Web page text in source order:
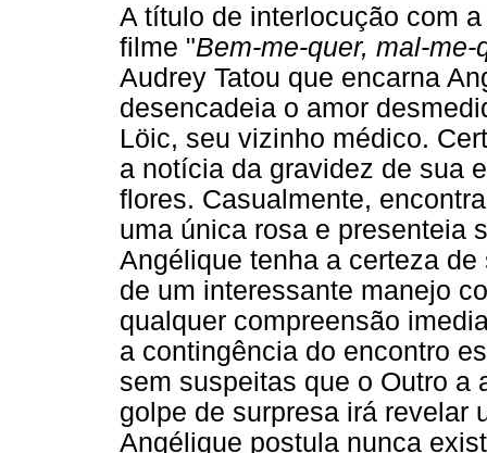
A título de interlocução com
filme "Bem-me-quer, mal-me-
Audrey Tatou que encarna
desencadeia o amor
Löic, seu vizinho médico.
a notícia da gravidez de sua
flores. Casualmente,
uma única rosa e presenteia
Angélique tenha a certeza
de um interessante manejo
qualquer compreensão
a contingência do encontro
sem suspeitas que o Outro a
golpe de surpresa irá revelar
Angélique postula nunca